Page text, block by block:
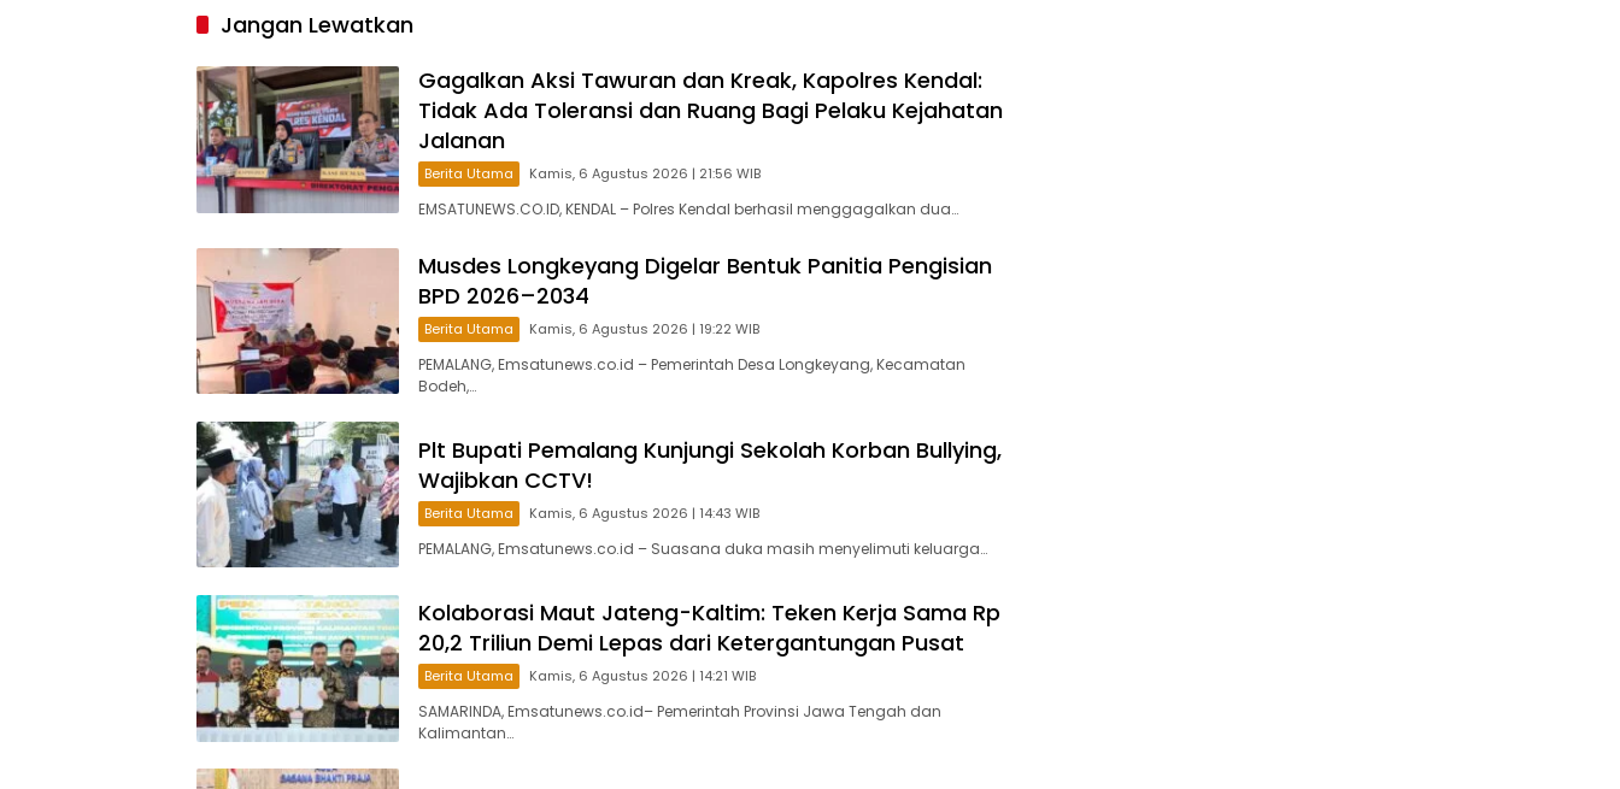
Jangan Lewatkan
Gagalkan Aksi Tawuran dan Kreak, Kapolres Kendal:
Tidak Ada Toleransi dan Ruang Bagi Pelaku Kejahatan
Jalanan
Berita Utama Kamis, 6 Agustus 2026 | 21:56 WIB
EMSATUNEWS.CO.ID, KENDAL – Polres Kendal berhasil menggagalkan dua…
Musdes Longkeyang Digelar Bentuk Panitia Pengisian
BPD 2026–2034
Berita Utama Kamis, 6 Agustus 2026 | 19:22 WIB
PEMALANG, Emsatunews.co.id – Pemerintah Desa Longkeyang, Kecamatan
Bodeh,…
Plt Bupati Pemalang Kunjungi Sekolah Korban Bullying,
Wajibkan CCTV!
Berita Utama Kamis, 6 Agustus 2026 | 14:43 WIB
PEMALANG, Emsatunews.co.id – Suasana duka masih menyelimuti keluarga…
Kolaborasi Maut Jateng-Kaltim: Teken Kerja Sama Rp
20,2 Triliun Demi Lepas dari Ketergantungan Pusat
Berita Utama Kamis, 6 Agustus 2026 | 14:21 WIB
SAMARINDA, Emsatunews.co.id– Pemerintah Provinsi Jawa Tengah dan
Kalimantan…